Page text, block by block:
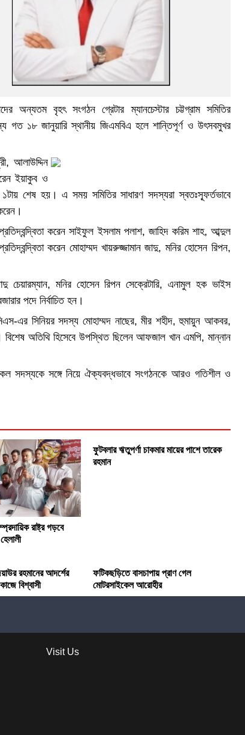
অন্যতম বৃহৎ সংগঠন গ্রেটার ম্যানচেস্টার চট্টগ্রাম সমিতির
গত ১৮ জানুয়ারি স্থানীয় জিএমবিএ হলে শান্তিপূর্ণ ও উৎসবমুখর
আলাউদ্দিন
ইয়াকুব ও
শেষ হয়। এ সময় সমিতির সাধারণ সদস্যরা স্বতঃস্ফূর্তভাবে
করেন সাইফুল ইসলাম পলাশ, জাহিদ করিম শাহ, আব্দুল
করেন মোহাম্মদ খায়রুজ্জামান জাদু, মনির হোসেন রিপন,
চেয়ারম্যান, মনির হোসেন রিপন সেক্রেটারি, এনামুল হক ভাইস
পদে নির্বাচিত হন।
এর সিনিয়র সদস্য মোহাম্মদ নাছের, মীর শহীদ, হুমায়ুন আকবর,
অতিথি হিসেবে উপস্থিত ছিলেন আফজাল খান এমপি, মান্নান
সকল সদস্যকে সঙ্গে নিয়ে ঐক্যবদ্ধভাবে সংগঠনকে আরও গতিশীল ও
রাষ্ট্র গড়বে
ফুটবলার ঋতুপর্ণা চাকমার মায়ের পাশে তারেক
রহমান
রহমানের আদর্শের
বিশ্বাসী
ফটিকছড়িতে বাসচাপায় প্রাণ গেল
মোটরসাইকেল আরোহীর
Visit Us